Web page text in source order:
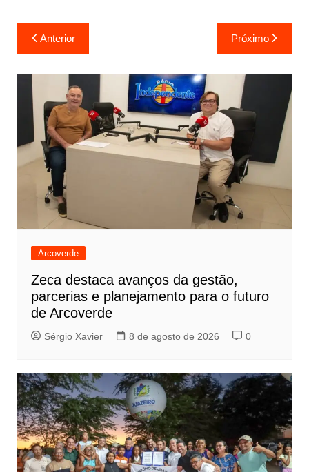
Anterior Próximo
Arcoverde
Zeca destaca avanços da gestão,
parcerias e planejamento para o futuro
de Arcoverde
Sérgio Xavier 8 de agosto de 2026 0